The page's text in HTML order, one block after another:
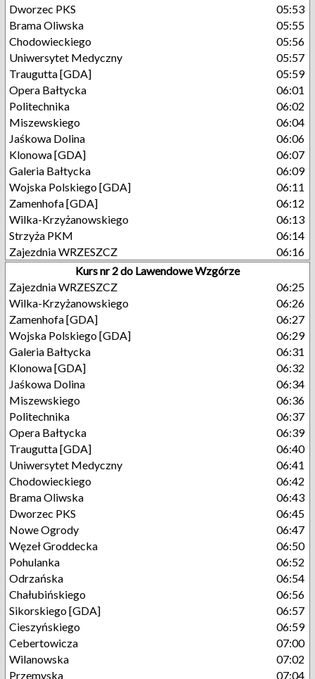
Dworzec PKS
05:53
Brama Oliwska
05:55
Chodowieckiego
05:56
Uniwersytet Medyczny
05:57
Traugutta [GDA]
05:59
Opera Bałtycka
06:01
Politechnika
06:02
Miszewskiego
06:04
Jaśkowa Dolina
06:06
Klonowa [GDA]
06:07
Galeria Bałtycka
06:09
Wojska Polskiego [GDA]
06:11
Zamenhofa [GDA]
06:12
Wilka-Krzyżanowskiego
06:13
Strzyża PKM
06:14
Zajezdnia WRZESZCZ
06:16
Kurs nr 2 do Lawendowe Wzgórze
Zajezdnia WRZESZCZ
06:25
Wilka-Krzyżanowskiego
06:26
Zamenhofa [GDA]
06:27
Wojska Polskiego [GDA]
06:29
Galeria Bałtycka
06:31
Klonowa [GDA]
06:32
Jaśkowa Dolina
06:34
Miszewskiego
06:36
Politechnika
06:37
Opera Bałtycka
06:39
Traugutta [GDA]
06:40
Uniwersytet Medyczny
06:41
Chodowieckiego
06:42
Brama Oliwska
06:43
Dworzec PKS
06:45
Nowe Ogrody
06:47
Węzeł Groddecka
06:50
Pohulanka
06:52
Odrzańska
06:54
Chałubińskiego
06:56
Sikorskiego [GDA]
06:57
Cieszyńskiego
06:59
Cebertowicza
07:00
Wilanowska
07:02
Przemyska
07:04